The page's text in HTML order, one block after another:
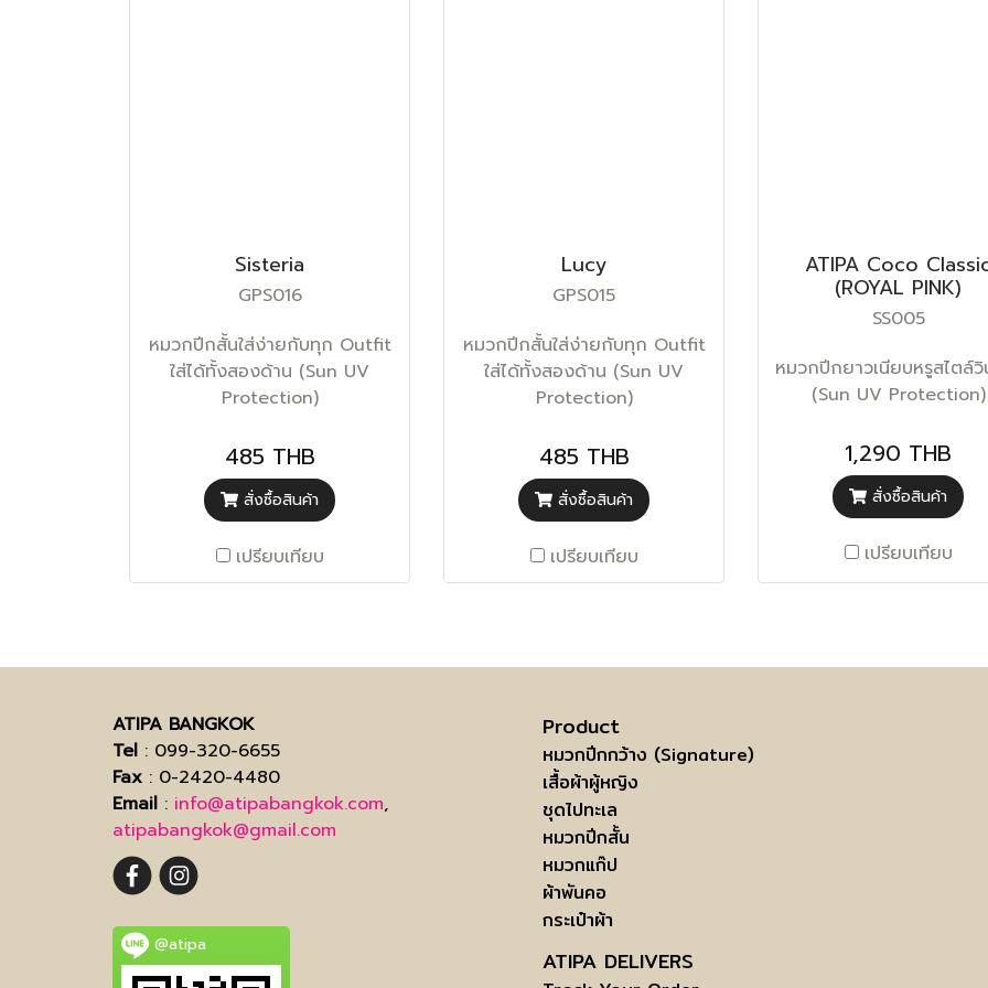
Sisteria
GPS016
หมวกปีกสั้นใส่ง่ายกับทุก Outfit
ใส่ได้ทั้งสองด้าน (Sun UV
Protection)
485 THB
สั่งซื้อสินค้า
เปรียบเทียบ
Lucy
GPS015
หมวกปีกสั้นใส่ง่ายกับทุก Outfit
ใส่ได้ทั้งสองด้าน (Sun UV
Protection)
485 THB
สั่งซื้อสินค้า
เปรียบเทียบ
ATIPA Coco
(ROYAL PINK)
SS005
หมวกปีกยาวเนียบหรูสไตล์วิ
(Sun UV Protection)
1,290 THB
สั่งซื้อสินค้า
เปรียบเทียบ
ATIPA BANGKOK
Tel : 099-320-6655
Fax : 0-2420-4480
Email : info@atipabangkok.com,
atipabangkok@gmail.com
@atipa
Product
หมวกปีกกว้าง (Signature)
เสื้อผ้าผู้หญิง
ชุดไปทะเล
หมวกปีกสั้น
หมวกแก๊ป
ผ้าพันคอ
กระเป๋าผ้า
ATIPA DELIVERS